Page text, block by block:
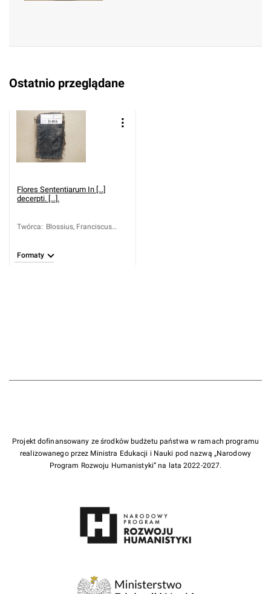
Ostatnio przeglądane
Flores Sententiarum In [...]
decerpti. [...].
Twórca: Blossius, Franciscus
Formaty
Projekt dofinansowany ze środków budżetu państwa w ramach programu
realizowanego przez Ministra Edukacji i Nauki pod nazwą „Narodowy
Program Rozwoju Humanistyki” na lata 2022-2027.